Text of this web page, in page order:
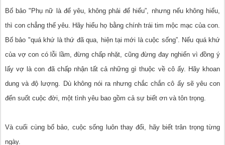
Bố bảo "Phụ nữ là để yêu, không phải để hiểu”, nhưng nếu không hiểu,
thì con chẳng thế yêu. Hãy hiểu họ bằng chính trái tim mộc mạc của con.
Bố bảo "quá khứ là thứ đã qua, hiện tại mới là cuộc sống”. Nếu quá khứ
của vợ con có lỗi lầm, đừng chấp nhặt, cũng đừng đay nghiến vì đồng ý
lấy vợ là con đã chấp nhận tất cả những gì thuộc về cô ấy. Hãy khoan
dung và độ lượng. Dù không nói ra nhưng chắc chắn cô ấy sẽ yêu con
đến suốt cuộc đời, một tình yêu bao gồm cả sự biết ơn và tôn trọng.
Và cuối cùng bố bảo, cuộc sống luôn thay đổi, hãy biết trân trọng từng
ngày.